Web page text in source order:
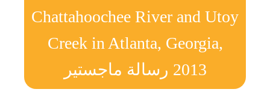
Chattahoochee River and Utoy
Creek in Atlanta, Georgia,
2013 رسالة ماجستير